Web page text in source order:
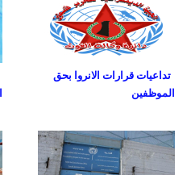
تداعيات قرارات الانروا بحق
الموظفين